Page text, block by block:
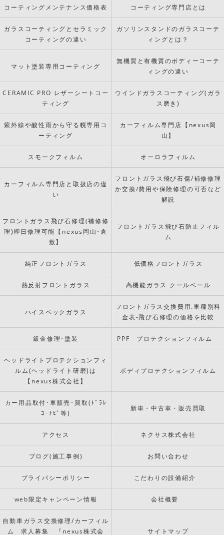
コーティングメンテナンス価格表 コーティング専門店とは
ガラスコーティングとセラミック
コーティングの違い
ガソリンスタンドのガラスコーテ
ィングとは？
マット塗装専用コーティング
無機質と有機質のボディーコーテ
ィングの違い
CERAMIC PRO レザーシートコー
ティング
ウインドガラスコーティング(ガラ
ス磨き)
紫外線や酸性雨から守る幌専用コ
ーティング
カーフィルム専門店【nexus岡
山】
スモークフィルム オーロラフィルム
カーフィルム専門店と取扱店の違
い
フロントガラス飛び石傷/補修修理
か交換/費用や保険修理の可否など
解説
フロントガラス飛び石修理(補修修
理)即日修理可能【nexus岡山･倉
敷】
フロントガラス飛び石防止フィル
ム
純正フロントガラス 低価格フロントガラス
熱反射フロントガラス 高機能ガラス クールベール
ハイスペックガラス
フロントガラス交換費用.車種別料
金表-飛び石修理の価格を比較
鈑金修理･塗装 PPF プロテクションフィルム
ヘッドライトプロテクションフィ
ルム(ヘッドライト研磨)は
【nexus株式会社】
ボディプロテクションフィルム
カー用品取付･車販売･買取(ﾄﾞﾗﾚ
ｺ･ﾅﾋﾞ等)
新車・中古車・販売買取
アクセス ネクサス株式会社
ブログ(施工事例) お問い合わせ
プライバシーポリシー こだわりの設備紹介
web限定キャンペーン情報 会社概要
自動車ガラス交換修理/カーフィル
ム 求人募集 『nexus株式会
サイトマップ